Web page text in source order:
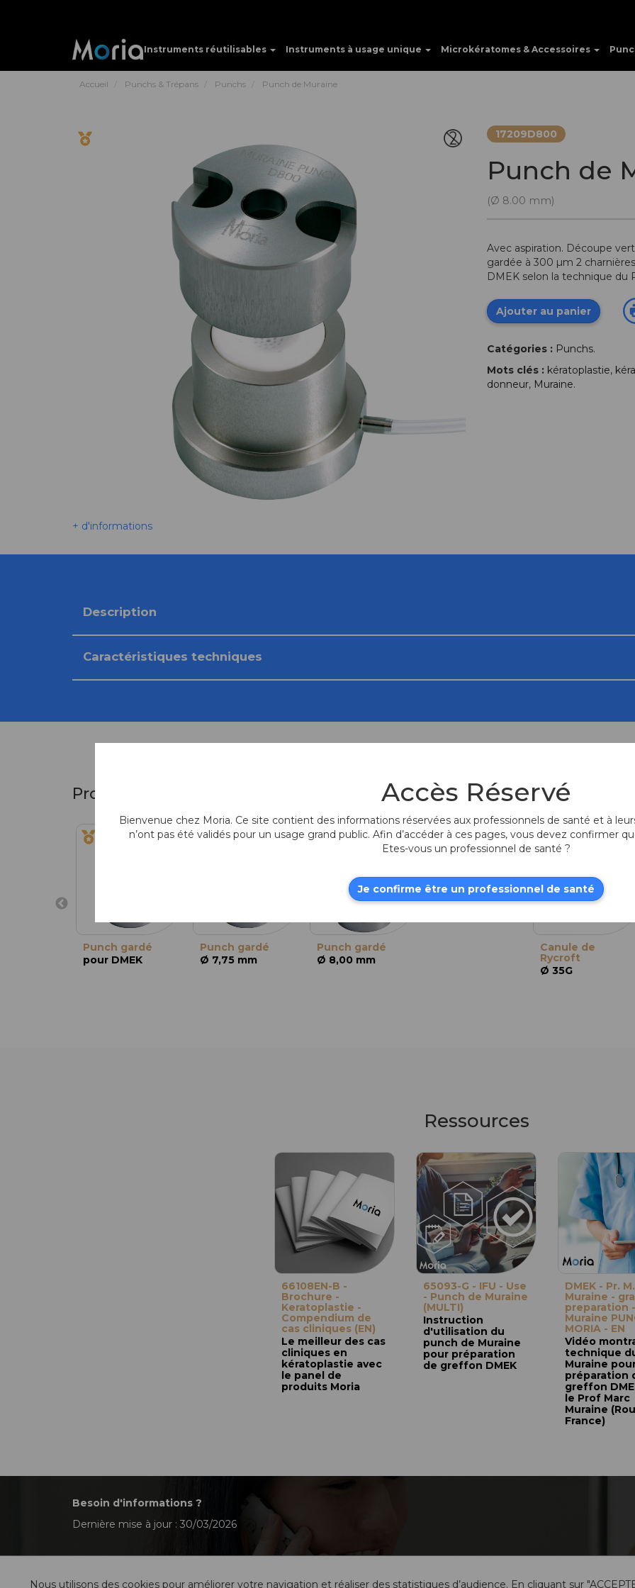
Instruments réutilisables Instruments à usage unique Microkératomes & Accessoires
Accueil Punchs & Trépans Punchs Punch de Muraine
+ d'informations
17209D800
Punch de
(Ø 8.00 mm)
Avec aspiration. Découpe
gardée à 300 µm 2
DMEK selon la technique du
Ajouter au panier
Catégories : Punchs.
Mots clés : kératoplastie,
donneur, Muraine.
Description
Caractéristiques techniques
Produits similaires
Punch gardé
pour DMEK
Punch gardé
Ø 7,75 mm
Punch gardé
Ø 8,00 mm
Punch gardé
Ø 9,50 mm
Produits
Canule de
Rycroft
Ø 35G
Ressources
66108EN-B -
Brochure -
Keratoplastie -
Compendium de
cas cliniques (EN)
Le meilleur des cas
cliniques en
kératoplastie avec
le panel de
produits Moria
65093-G - IFU - Use
- Punch de Muraine
(MULTI)
Instruction
d'utilisation du
punch de Muraine
pour préparation
de greffon DMEK
DMEK - Pr. M.
Muraine -
preparation -
Muraine
MORIA - EN
Vidéo
technique
Muraine
préparation
greffon
le Prof Marc
Muraine
France)
Besoin d'informations ?
Dernière mise à jour : 30/03/2026
Nous utilisons des cookies pour améliorer votre navigation et réaliser des statistiques d’audience. En cliquant sur
Accès Réservé
Bienvenue chez Moria. Ce site contient des informations réservées aux professionnels de santé et à
n’ont pas été validés pour un usage grand public. Afin d’accéder à ces pages, vous devez confirmer
Etes-vous un professionnel de santé ?
Je confirme être un professionnel de santé